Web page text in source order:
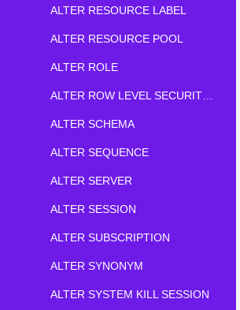
ALTER RESOURCE LABEL
ALTER RESOURCE POOL
ALTER ROLE
ALTER ROW LEVEL SECURITY POLICY
ALTER SCHEMA
ALTER SEQUENCE
ALTER SERVER
ALTER SESSION
ALTER SUBSCRIPTION
ALTER SYNONYM
ALTER SYSTEM KILL SESSION